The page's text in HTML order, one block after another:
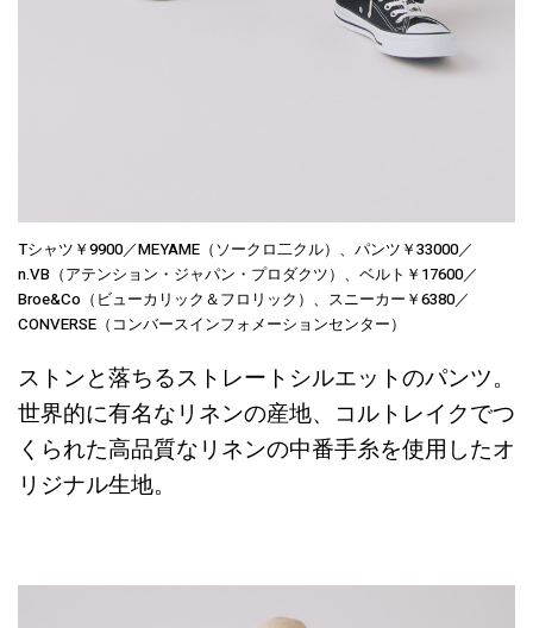
Tシャツ￥9900／MEYAME（ソークロ二クル）、パンツ￥33000／
n.VB（アテンション・ジャパン・プロダクツ）、ベルト￥17600／
Broe&Co（ビューカリック＆フロリック）、スニーカー￥6380／
CONVERSE（コンバースインフォメーションセンター）
ストンと落ちるストレートシルエットのパンツ。
世界的に有名なリネンの産地、コルトレイクでつ
くられた高品質なリネンの中番手糸を使用したオ
リジナル生地。